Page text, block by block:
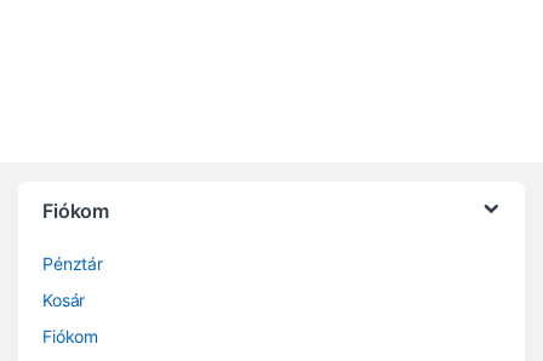
Fiókom
Pénztár
Kosár
Fiókom